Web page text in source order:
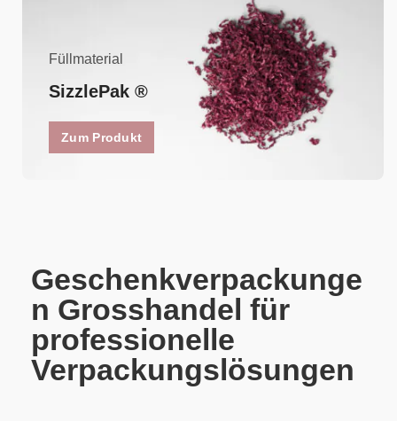
Füllmaterial
SizzlePak ®
Zum Produkt
Geschenkverpackunge
n Grosshandel für
professionelle
Verpackungslösungen